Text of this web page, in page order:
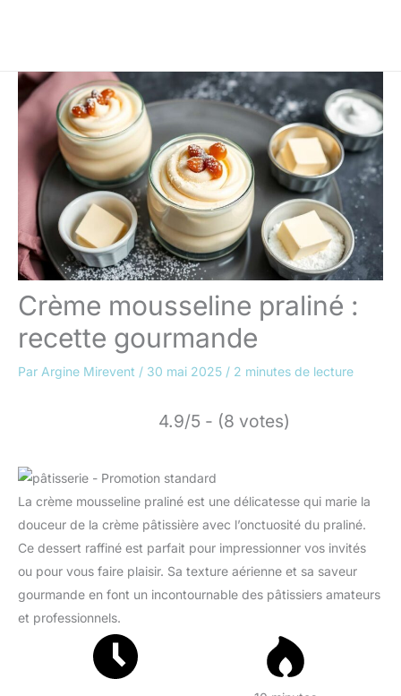
Crème mousseline praliné :
recette gourmande
Par Argine Mirevent / 30 mai 2025 / 2 minutes de lecture
4.9/5 - (8 votes)
La crème mousseline praliné est une délicatesse qui marie la
douceur de la crème pâtissière avec l’onctuosité du praliné.
Ce dessert raffiné est parfait pour impressionner vos invités
ou pour vous faire plaisir. Sa texture aérienne et sa saveur
gourmande en font un incontournable des pâtissiers amateurs
et professionnels.